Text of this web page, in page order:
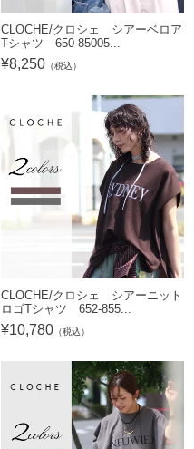
CLOCHE/クロシェ シアーベロア
Tシャツ 650-85005...
¥8,250 （税込）
CLOCHE/クロシェ シアーニット
ロゴTシャツ 652-855...
¥10,780 （税込）